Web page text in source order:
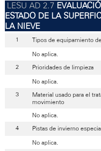
ESTADO DE LA
LA NIEVE
Tipos de equipamiento
No aplica.
Prioridades de limpieza
No aplica.
Material usado para el
movimiento
No aplica.
Pistas de invierno
No aplica.